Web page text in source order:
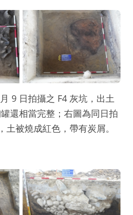
9 日拍攝之 F4 灰坑，出土
還相當完整；右圖為同日拍
土被燒成紅色，帶有炭屑。